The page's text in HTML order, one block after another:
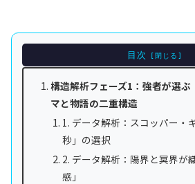
目次
構造解析フェーズ1：強者が選ぶ
マと物語の二重構造
1. データ解析：スコッパー・
秒」の選択
2. データ解析：陽界と冥界が
感」